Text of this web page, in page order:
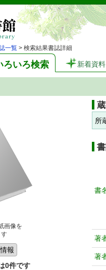
一覧 > 検索結果書誌詳細
ろいろ検索 新着資料
画像を
す
0件です
所
書
著
著